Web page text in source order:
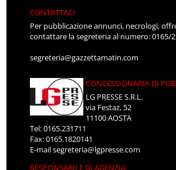
CONTATTACI
Per pubblicazione annunci, necrologi,
contattare la segreteria al numero: 0165/
segreteria@gazzettamatin.com
CONCESSIONARIA DI
LG PRESSE S.R.L.
via Festaz, 52
11100 AOSTA
Tel: 0165.231711
Fax: 0165.1820141
E-mailsegreteria@lgpresse.com
RESPONSABILE DI AGENZIA